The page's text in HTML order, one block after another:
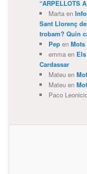
“ARPELLOTS
Martaen
Sant Llorenç
trobam? Quin
Pepen Mots
emmaen
Cardassar
Mateuen
Mateuen
Paco